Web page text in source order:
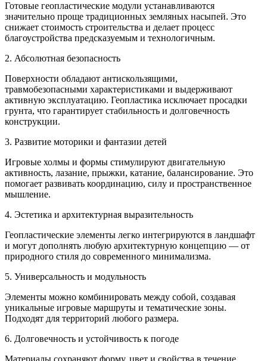
Готовые геопластические модули устанавливаются
значительно проще традиционных земляных насыпей. Это
снижает стоимость строительства и делает процесс
благоустройства предсказуемым и технологичным.
2. Абсолютная безопасность
Поверхности обладают антискользящими,
травмобезопасными характеристиками и выдерживают
активную эксплуатацию. Геопластика исключает просадки
грунта, что гарантирует стабильность и долговечность
конструкции.
3. Развитие моторики и фантазии детей
Игровые холмы и формы стимулируют двигательную
активность, лазание, прыжки, катание, балансирование. Это
помогает развивать координацию, силу и пространственное
мышление.
4. Эстетика и архитектурная выразительность
Геопластические элементы легко интегрируются в ландшафт
и могут дополнять любую архитектурную концепцию — от
природного стиля до современного минимализма.
5. Универсальность и модульность
Элементы можно комбинировать между собой, создавая
уникальные игровые маршруты и тематические зоны.
Подходят для территорий любого размера.
6. Долговечность и устойчивость к погоде